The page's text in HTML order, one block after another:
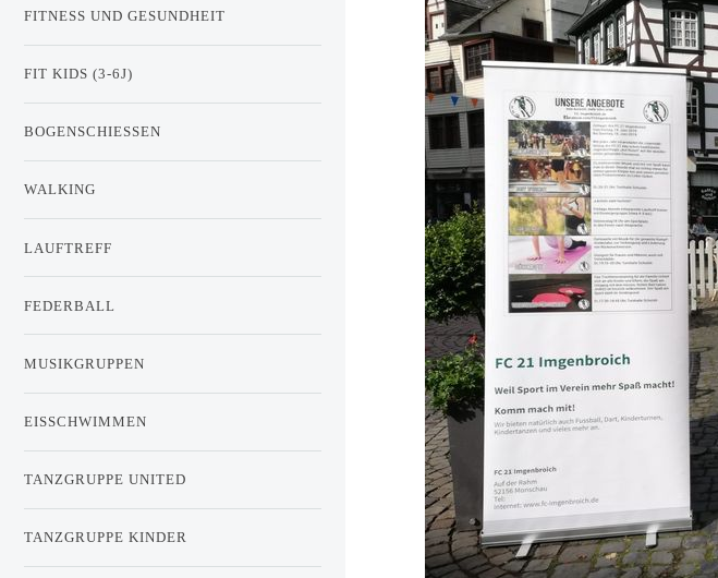
FITNESS UND GESUNDHEIT
FIT KIDS (3-6J)
BOGENSCHIESSEN
WALKING
LAUFTREFF
FEDERBALL
MUSIKGRUPPEN
EISSCHWIMMEN
TANZGRUPPE UNITED
TANZGRUPPE KINDER